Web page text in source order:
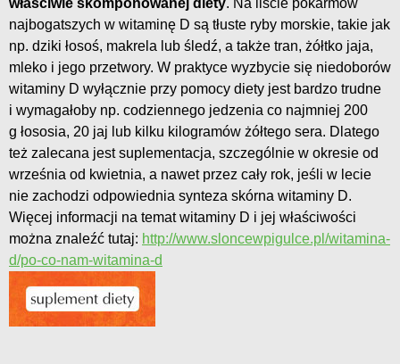
właściwie skomponowanej diety. Na liście pokarmów
najbogatszych w witaminę D są tłuste ryby morskie, takie jak
np. dziki łosoś, makrela lub śledź, a także tran, żółtko jaja,
mleko i jego przetwory. W praktyce wyzbycie się niedoborów
witaminy D wyłącznie przy pomocy diety jest bardzo trudne
i wymagałoby np. codziennego jedzenia co najmniej 200
g łososia, 20 jaj lub kilku kilogramów żółtego sera. Dlatego
też zalecana jest suplementacja, szczególnie w okresie od
września od kwietnia, a nawet przez cały rok, jeśli w lecie
nie zachodzi odpowiednia synteza skórna witaminy D.
Więcej informacji na temat witaminy D i jej właściwości
można znaleźć tutaj: http://www.sloncewpigulce.pl/witamina-
d/po-co-nam-witamina-d